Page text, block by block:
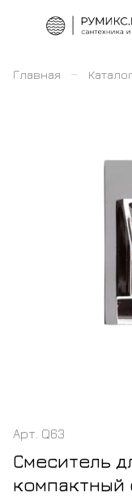
Главная –
Арт. Q63
Смеситель
компактный